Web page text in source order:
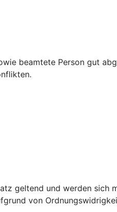
beamtete Person gut
geltend und werden
von